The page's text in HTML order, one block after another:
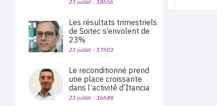
23 juillet - 18h56
Les résultats trimestriels
de Soitec s’envolent de
23%
23 juillet - 17h03
Le reconditionné prend
une place croissante
dans l’activité d’Itancia
23 juillet - 16h48